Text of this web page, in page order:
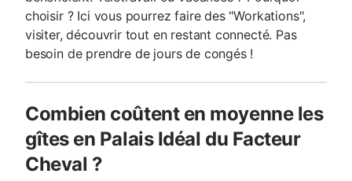
choisir ? Ici vous pourrez faire des "Workations",
visiter, découvrir tout en restant connecté. Pas
besoin de prendre de jours de congés !
Combien coûtent en moyenne les
gîtes en Palais Idéal du Facteur
Cheval ?